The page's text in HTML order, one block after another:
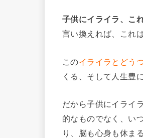
子供にイライラ、こ
言い換えれば、これ
このイライラとどう
くる、そして人生豊
だから子供にイライ
的なものでなく、い
り、脳も心身も休ま